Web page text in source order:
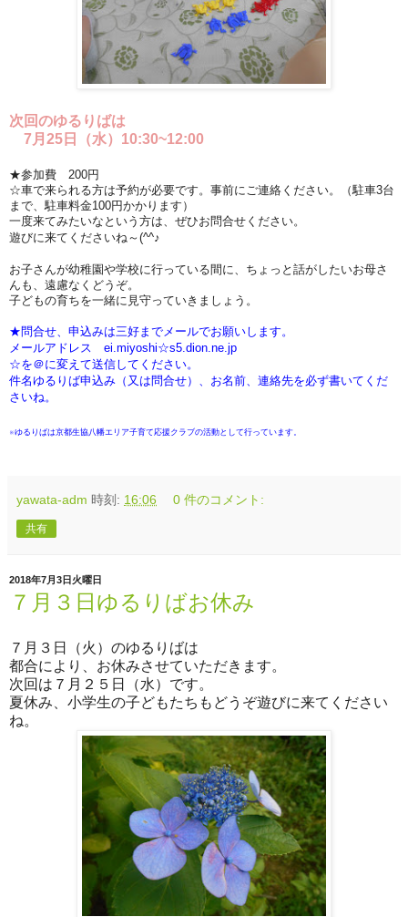
次回のゆるりばは
7月25日（水）10:30~12:00
★参加費 200円
☆車で来られる方は予約が必要です。事前にご連絡ください。（駐車3台
まで、駐車料金100円かかります）
一度来てみたいなという方は、ぜひお問合せください。
遊びに来てくださいね～(^^♪
お子さんが幼稚園や学校に行っている間に、ちょっと話がしたいお母さ
んも、遠慮なくどうぞ。
子どもの育ちを一緒に見守っていきましょう。
★問合せ、申込みは三好までメールでお願いします。
メールアドレス ei.miyoshi☆s5.dion.ne.jp
☆を＠に変えて送信してください。
件名ゆるりば申込み（又は問合せ）、お名前、連絡先を必ず書いてくだ
さいね。
※ゆるりばは京都生協八幡エリア子育て応援クラブの活動として行っています。
yawata-adm 時刻: 16:06 0 件のコメント:
共有
2018年7月3日火曜日
７月３日ゆるりばお休み
７月３日（火）のゆるりばは
都合により、お休みさせていただきます。
次回は７月２５日（水）です。
夏休み、小学生の子どもたちもどうぞ遊びに来てください
ね。